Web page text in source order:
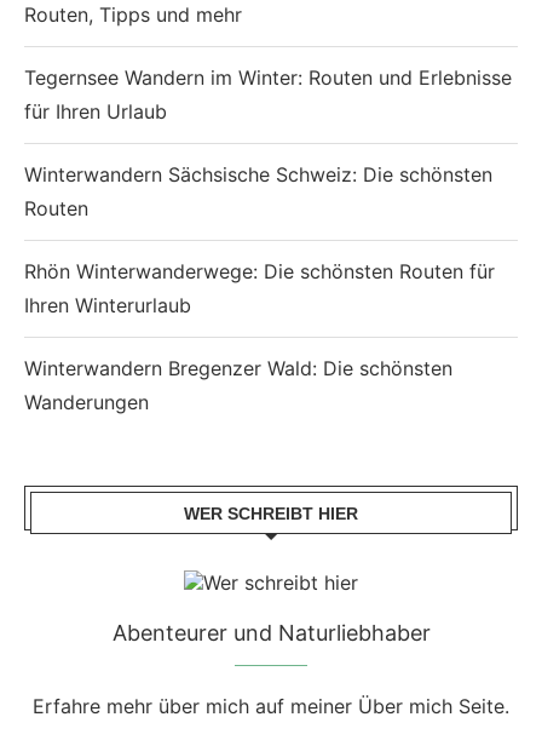
Routen, Tipps und mehr
Tegernsee Wandern im Winter: Routen und Erlebnisse
für Ihren Urlaub
Winterwandern Sächsische Schweiz: Die schönsten
Routen
Rhön Winterwanderwege: Die schönsten Routen für
Ihren Winterurlaub
Winterwandern Bregenzer Wald: Die schönsten
Wanderungen
WER SCHREIBT HIER
Abenteurer und Naturliebhaber
Erfahre mehr über mich auf meiner Über mich Seite.